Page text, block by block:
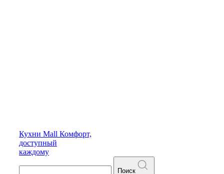
Кухни Mall Комфорт,
доступный
каждому
Поиск